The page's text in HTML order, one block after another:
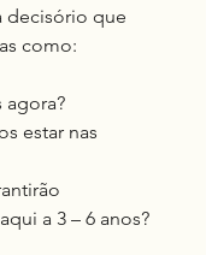
decisório que
como:
agora?
estar nas
a 3 – 6 anos?